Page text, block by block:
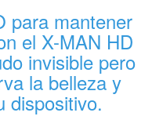
para mantener
el X-MAN HD
invisible pero
la belleza y
dispositivo.